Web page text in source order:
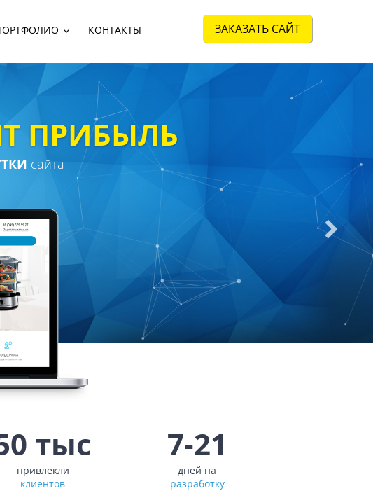
КОНТАКТЫ ЗАКАЗАТЬ САЙТ
ПРИБЫЛЬ
сайта
тыс
привлекли
клиентов
7-21
дней на
разработку